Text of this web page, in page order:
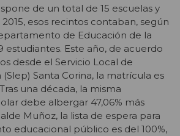
de un total de 15 escuelas y
esos recintos contaban, según
de Educación de la
estudiantes. Este año, de acuerdo
desde el Servicio Local de
Santa Corina, la matrícula es
una década, la misma
debe albergar 47,06% más
Muñoz, la lista de espera para
educacional público es del 100%,